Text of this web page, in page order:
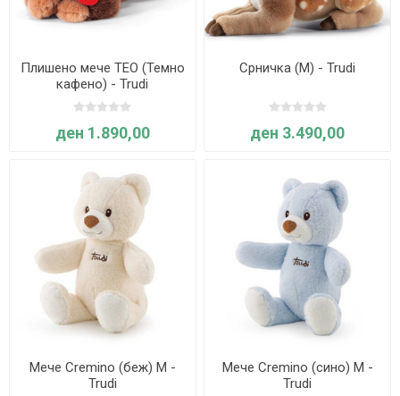
Плишено мече ТЕО (Темно
кафено) - Trudi
ден 1.890,00
Срничка (M) - Trudi
ден 3.490,00
Мече Cremino (беж) M -
Trudi
Мече Cremino (сино) M -
Trudi